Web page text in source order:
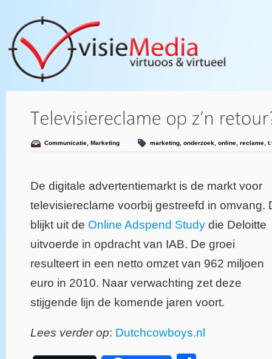
Communicatie, Marketing marketing, onderzoek, online, reclame,
De digitale advertentiemarkt is de markt voor
televisiereclame voorbij gestreefd in omvang.
blijkt uit de Online Adspend Study die Deloitte
uitvoerde in opdracht van IAB. De groei
resulteert in een netto omzet van 962 miljoen
euro in 2010. Naar verwachting zet deze
stijgende lijn de komende jaren voort.
Lees verder op: Dutchcowboys.nl